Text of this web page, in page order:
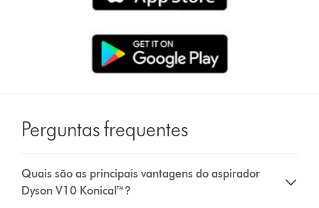
Perguntas frequentes
Quais são as principais vantagens do aspirador
Dyson V10 Konical™?